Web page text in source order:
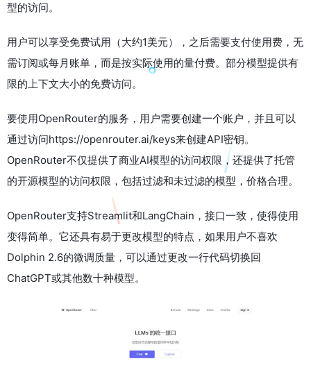
型的访问。
用户可以享受免费试用（大约1美元），之后需要支付使用费，无
需订阅或每月账单，而是按实际使用的量付费。部分模型提供有
限的上下文大小的免费访问。
要使用OpenRouter的服务，用户需要创建一个账户，并且可以
通过访问https://openrouter.ai/keys来创建API密钥。
OpenRouter不仅提供了商业AI模型的访问权限，还提供了托管
的开源模型的访问权限，包括过滤和未过滤的模型，价格合理。
OpenRouter支持Streamlit和LangChain，接口一致，使得使用
变得简单。它还具有易于更改模型的特点，如果用户不喜欢
Dolphin 2.6的微调质量，可以通过更改一行代码切换回
ChatGPT或其他数十种模型。